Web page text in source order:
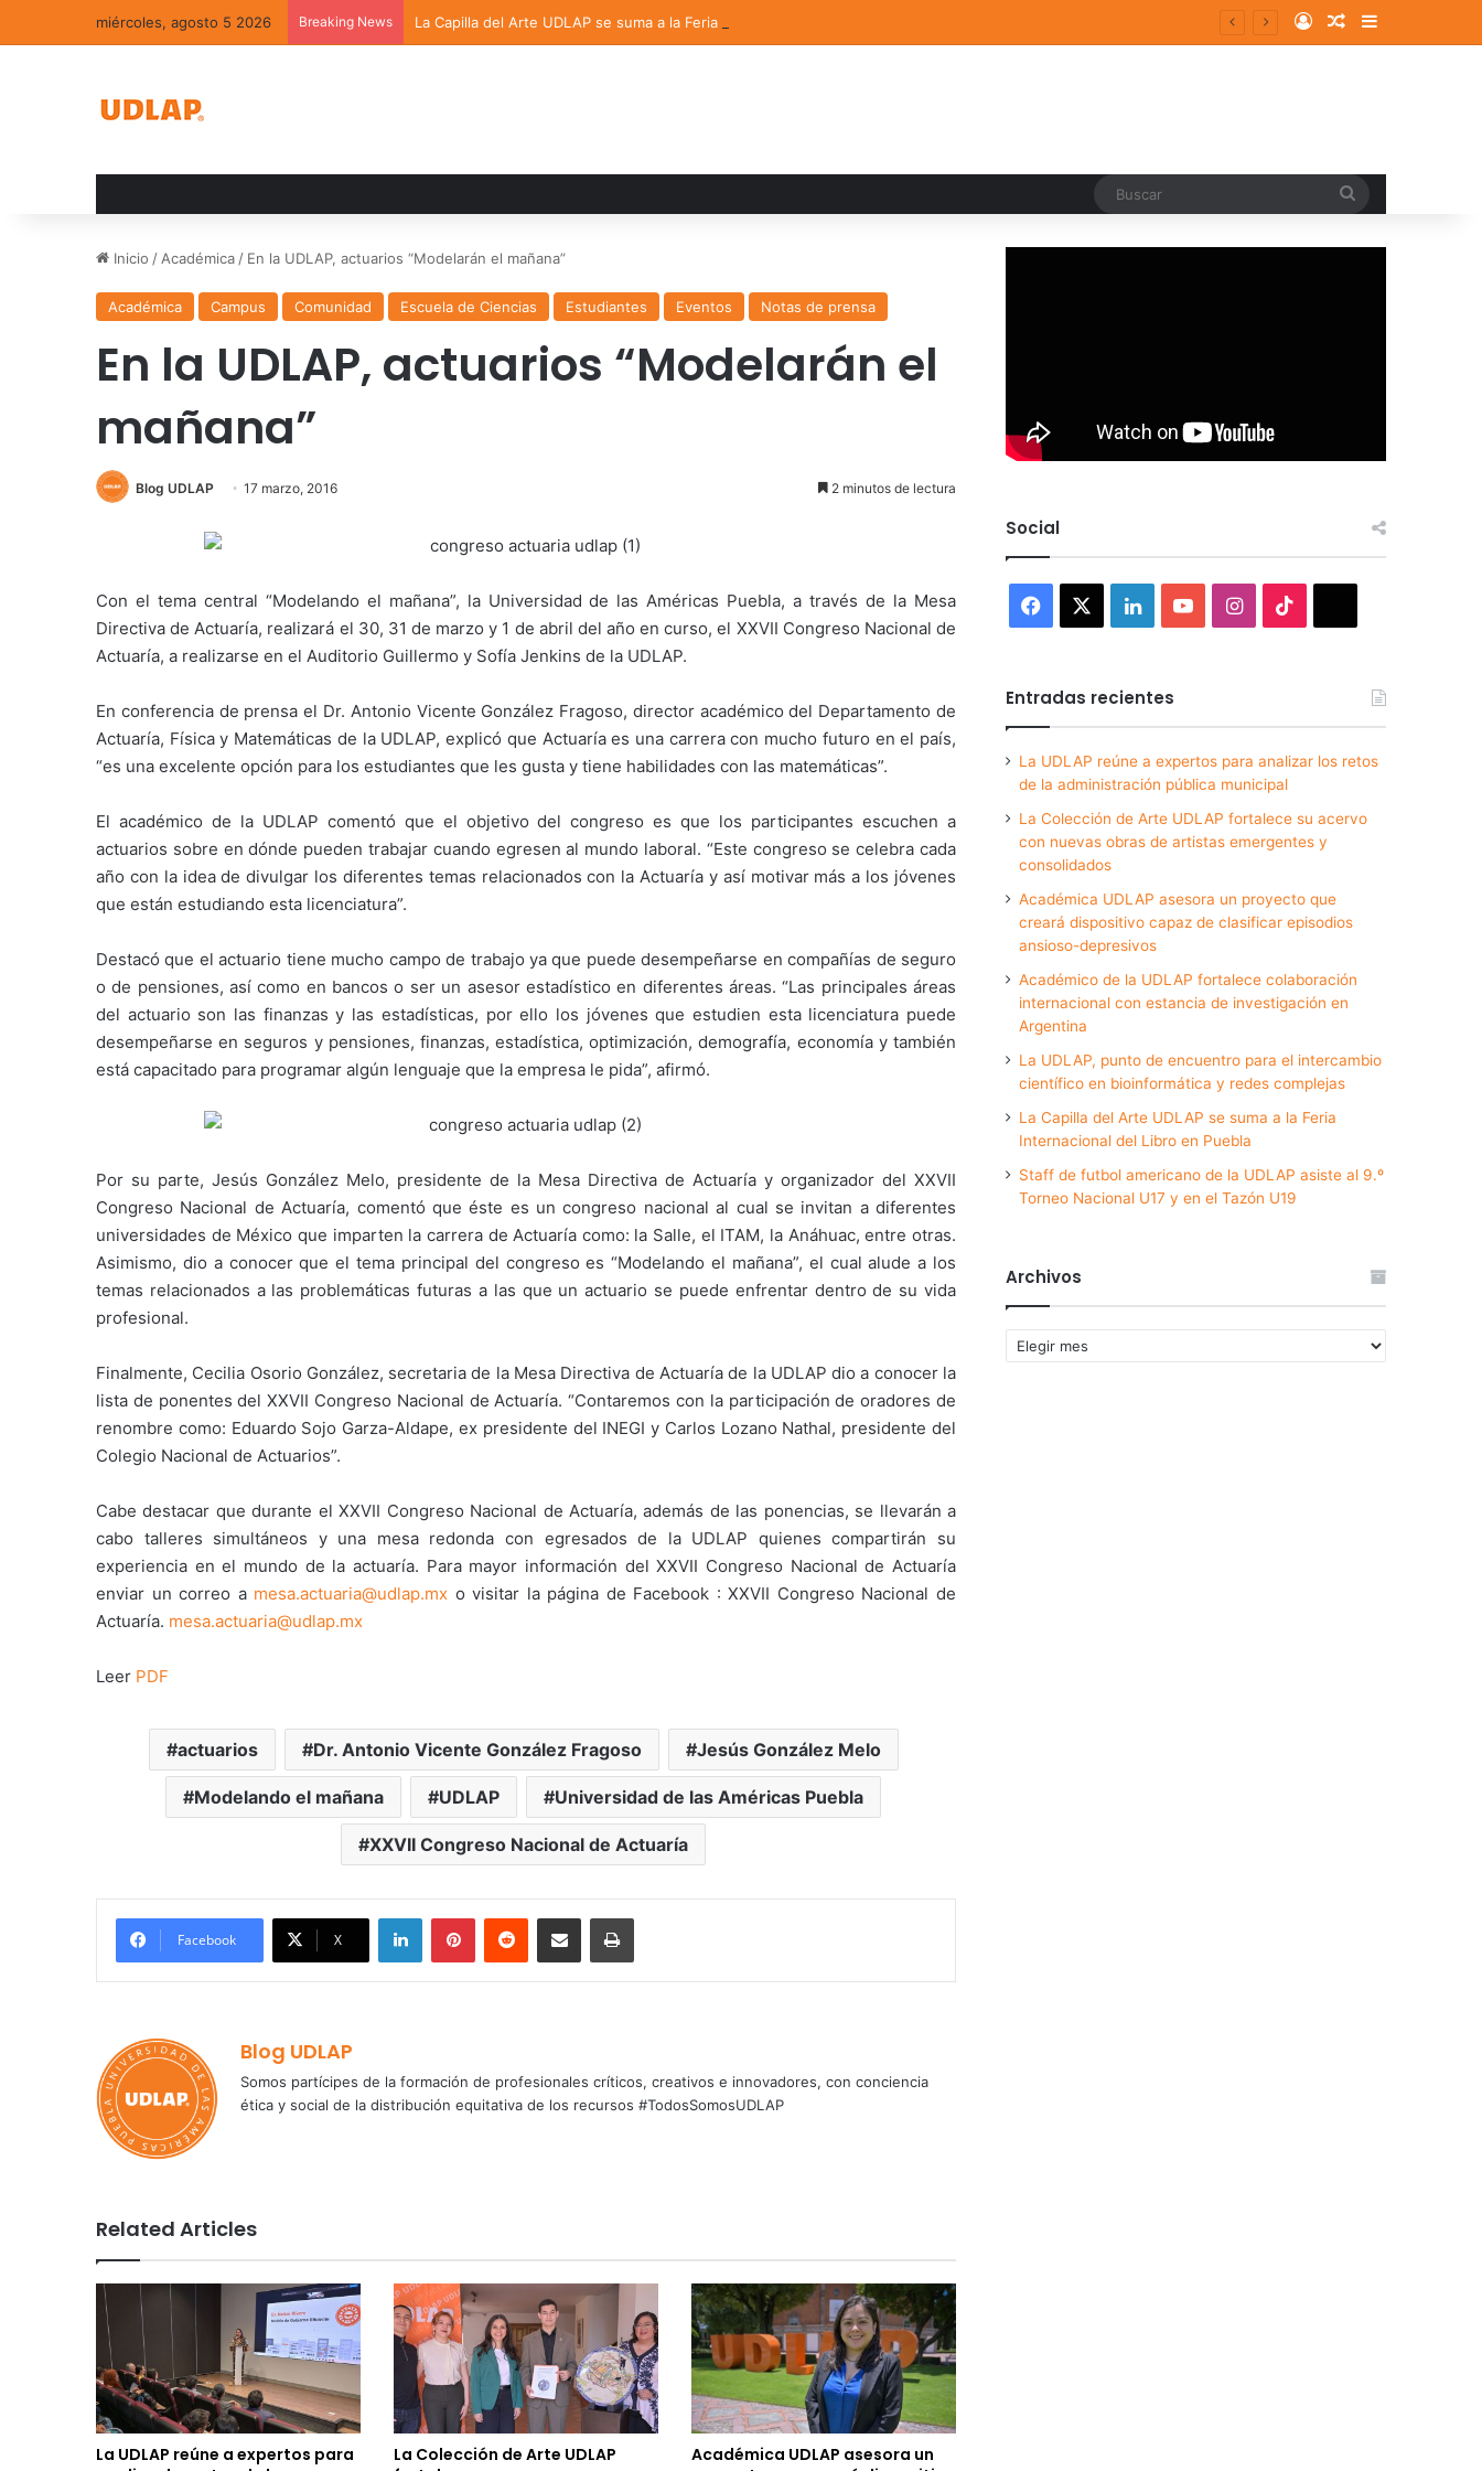
miércoles, agosto 5 2026 Breaking News La Capilla del Arte UDLAP se suma a la Feria Internacional del Libro en Puebla Log InRandom Article
Sidebar
Inicio / Académica / En la UDLAP, actuarios “Modelarán el mañana”
Académica Campus Comunidad Escuela de Ciencias Estudiantes Eventos Notas de prensa
En la UDLAP, actuarios “Modelarán el
mañana”
Blog UDLAP 17 marzo, 2016 2 minutos de lectura
Con el tema central “Modelando el mañana”, la Universidad de las Américas Puebla, a través de la Mesa
Directiva de Actuaría, realizará el 30, 31 de marzo y 1 de abril del año en curso, el XXVII Congreso Nacional de
Actuaría, a realizarse en el Auditorio Guillermo y Sofía Jenkins de la UDLAP.
En conferencia de prensa el Dr. Antonio Vicente González Fragoso, director académico del Departamento de
Actuaría, Física y Matemáticas de la UDLAP, explicó que Actuaría es una carrera con mucho futuro en el país,
“es una excelente opción para los estudiantes que les gusta y tiene habilidades con las matemáticas”.
El académico de la UDLAP comentó que el objetivo del congreso es que los participantes escuchen a
actuarios sobre en dónde pueden trabajar cuando egresen al mundo laboral. “Este congreso se celebra cada
año con la idea de divulgar los diferentes temas relacionados con la Actuaría y así motivar más a los jóvenes
que están estudiando esta licenciatura”.
Destacó que el actuario tiene mucho campo de trabajo ya que puede desempeñarse en compañías de seguro
o de pensiones, así como en bancos o ser un asesor estadístico en diferentes áreas. “Las principales áreas
del actuario son las finanzas y las estadísticas, por ello los jóvenes que estudien esta licenciatura puede
desempeñarse en seguros y pensiones, finanzas, estadística, optimización, demografía, economía y también
está capacitado para programar algún lenguaje que la empresa le pida”, afirmó.
Por su parte, Jesús González Melo, presidente de la Mesa Directiva de Actuaría y organizador del XXVII
Congreso Nacional de Actuaría, comentó que éste es un congreso nacional al cual se invitan a diferentes
universidades de México que imparten la carrera de Actuaría como: la Salle, el ITAM, la Anáhuac, entre otras.
Asimismo, dio a conocer que el tema principal del congreso es “Modelando el mañana”, el cual alude a los
temas relacionados a las problemáticas futuras a las que un actuario se puede enfrentar dentro de su vida
profesional.
Finalmente, Cecilia Osorio González, secretaria de la Mesa Directiva de Actuaría de la UDLAP dio a conocer la
lista de ponentes del XXVII Congreso Nacional de Actuaría. “Contaremos con la participación de oradores de
renombre como: Eduardo Sojo Garza-Aldape, ex presidente del INEGI y Carlos Lozano Nathal, presidente del
Colegio Nacional de Actuarios”.
Cabe destacar que durante el XXVII Congreso Nacional de Actuaría, además de las ponencias, se llevarán a
cabo talleres simultáneos y una mesa redonda con egresados de la UDLAP quienes compartirán su
experiencia en el mundo de la actuaría. Para mayor información del XXVII Congreso Nacional de Actuaría
enviar un correo a mesa.actuaria@udlap.mx o visitar la página de Facebook : XXVII Congreso Nacional de
Actuaría. mesa.actuaria@udlap.mx
Leer PDF
actuarios Dr. Antonio Vicente González Fragoso Jesús González Melo
Modelando el mañana UDLAP Universidad de las Américas Puebla
XXVII Congreso Nacional de Actuaría
Facebook X
LinkedInPinterestReddit Share via Email Print
Blog UDLAP
Somos partícipes de la formación de profesionales críticos, creativos e innovadores, con conciencia
ética y social de la distribución equitativa de los recursos #TodosSomosUDLAP
Related Articles
La UDLAP reúne a expertos para
La Colección de Arte UDLAP
Académica UDLAP asesora un
Social
Facebook LinkedInYouTubeInstagram
Entradas recientes
La UDLAP reúne a expertos para analizar los retos
de la administración pública municipal
La Colección de Arte UDLAP fortalece su acervo
con nuevas obras de artistas emergentes y
consolidados
Académica UDLAP asesora un proyecto que
creará dispositivo capaz de clasificar episodios
ansioso-depresivos
Académico de la UDLAP fortalece colaboración
internacional con estancia de investigación en
Argentina
La UDLAP, punto de encuentro para el intercambio
científico en bioinformática y redes complejas
La Capilla del Arte UDLAP se suma a la Feria
Internacional del Libro en Puebla
Staff de futbol americano de la UDLAP asiste al 9.º
Torneo Nacional U17 y en el Tazón U19
Archivos
Archivos